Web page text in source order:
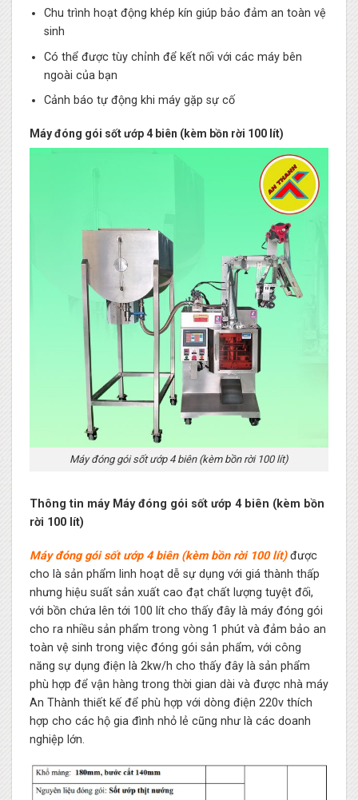
Chu trình hoạt động khép kín giúp bảo đảm an toàn vệ
sinh
Có thể được tùy chỉnh để kết nối với các máy bên
ngoài của bạn
Cảnh báo tự động khi máy gặp sự cố
Máy đóng gói sốt ướp 4 biên (kèm bồn rời 100 lít)
Máy đóng gói sốt ướp 4 biên (kèm bồn rời 100 lít)
Thông tin máy Máy đóng gói sốt ướp 4 biên (kèm bồn
rời 100 lít)
Máy đóng gói sốt ướp 4 biên (kèm bồn rời 100 lít)được
cho là sản phẩm linh hoạt dễ sự dụng với giá thành thấp
nhưng hiệu suất sản xuất cao đạt chất lượng tuyệt đối,
với bồn chứa lên tới 100 lít cho thấy đây là máy đóng gói
cho ra nhiều sản phẩm trong vòng 1 phút và đảm bảo an
toàn vệ sinh trong việc đóng gói sản phẩm, với công
năng sự dụng điện là 2kw/h cho thấy đây là sản phẩm
phù hợp để vận hàng trong thời gian dài và được nhà máy
An Thành thiết kế để phù hợp với dòng điện 220v thích
hợp cho các hộ gia đình nhỏ lẻ cũng như là các doanh
nghiệp lớn.